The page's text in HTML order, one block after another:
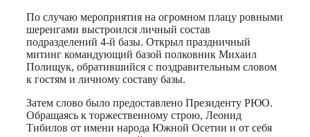
По случаю мероприятия на огромном плацу ровными
шеренгами выстроился личный состав
подразделений 4-й базы. Открыл праздничный
митинг командующий базой полковник Михаил
Полищук, обратившийся с поздравительным словом
к гостям и личному составу базы.
Затем слово было предоставлено Президенту РЮО.
Обращаясь к торжественному строю, Леонид
Тибилов от имени народа Южной Осетии и от себя